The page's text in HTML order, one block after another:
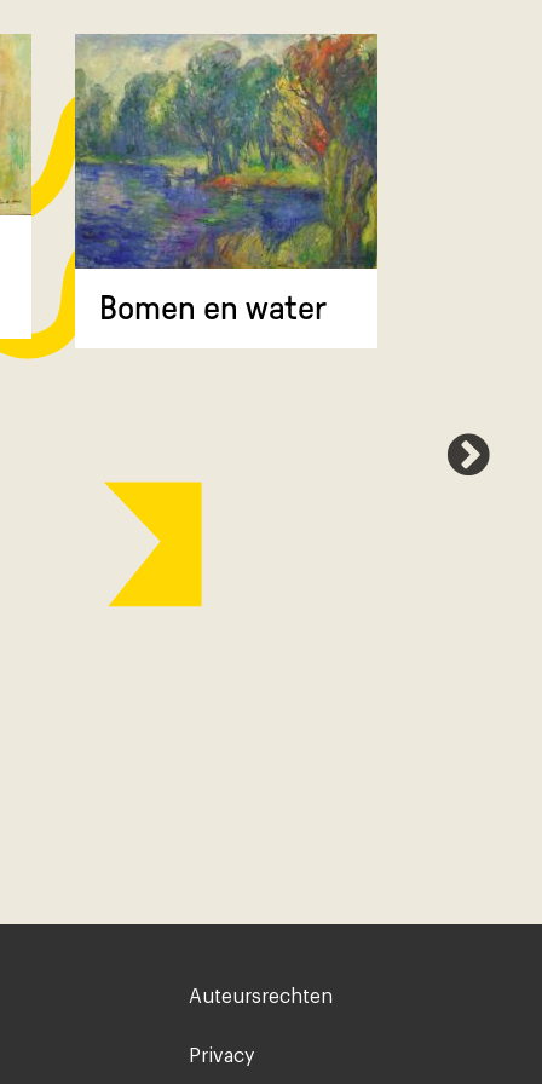
Bomen en water
Voet
Auteursrechten
Privacy